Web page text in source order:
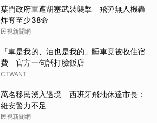
葉門政府軍遭胡塞武裝襲擊 飛彈無人機轟
炸奪至少38命
民視新聞網
「車是我的、油也是我的」睡車竟被收住宿
費 官方一句話打臉飯店
CTWANT
萬名移民湧入邊境 西班牙飛地休達市長：
維安警力不足
民視新聞網